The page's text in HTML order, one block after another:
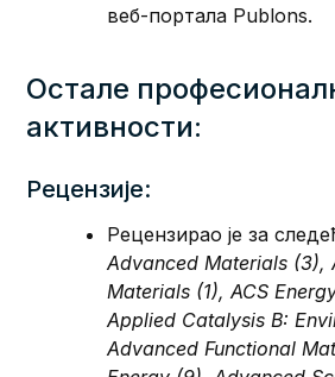
веб-портала Publons.
Oстале
активности:
Рецензије:
Рецензирао је за
Advanced Materials (3),
Materials (1), ACS
Applied Catalysis B:
Advanced Functional